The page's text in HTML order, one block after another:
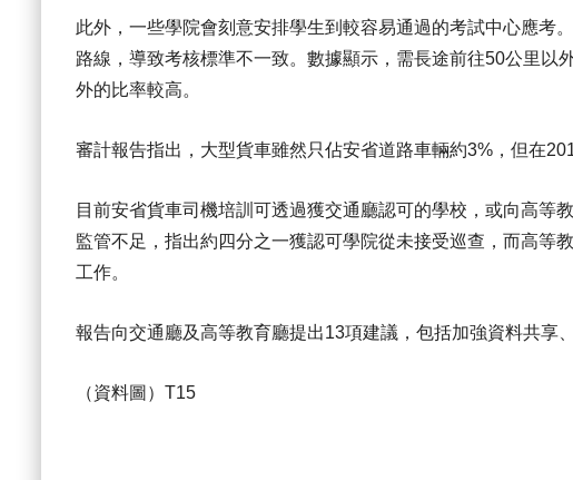
此外，一些學院會刻意安排學生到較容易通過的考試中心應考
路線，導致考核標準不一致。數據顯示，需長途前往50公里以
外的比率較高。
審計報告指出，大型貨車雖然只佔安省道路車輛約3%，但在
目前安省貨車司機培訓可透過獲交通廳認可的學校，或向高等
監管不足，指出約四分之一獲認可學院從未接受巡查，而高等
工作。
報告向交通廳及高等教育廳提出13項建議，包括加強資料共享
（資料圖）T15